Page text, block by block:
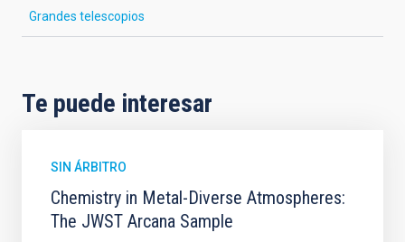
Grandes telescopios
Te puede interesar
SIN ÁRBITRO
Chemistry in Metal-Diverse Atmospheres:
The JWST Arcana Sample